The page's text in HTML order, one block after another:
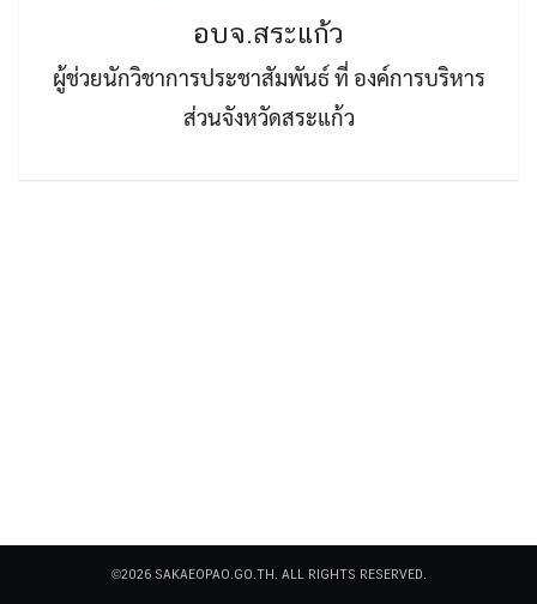
อบจ.สระแก้ว
ผู้ช่วยนักวิชาการประชาสัมพันธ์ ที่ องค์การบริหาร
ส่วนจังหวัดสระแก้ว
©2026 SAKAEOPAO.GO.TH. ALL RIGHTS RESERVED.